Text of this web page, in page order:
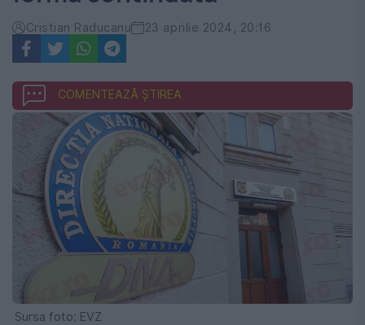
Cristian Raducanu 23 aprilie 2024, 20:16
COMENTEAZĂ ȘTIREA
Sursa foto: EVZ